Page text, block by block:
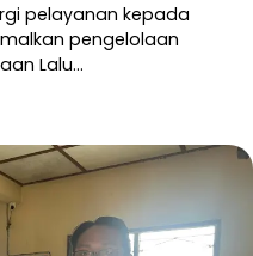
pelayanan kepada
pengelolaan
Lalu…